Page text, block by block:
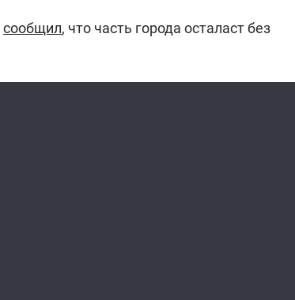
сообщил, что часть города осталаст без